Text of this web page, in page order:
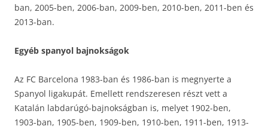
ban, 2005-ben, 2006-ban, 2009-ben, 2010-ben, 2011-ben és
2013-ban.
Egyéb spanyol bajnokságok
Az FC Barcelona 1983-ban és 1986-ban is megnyerte a
Spanyol ligakupát. Emellett rendszeresen részt vett a
Katalán labdarúgó-bajnokságban is, melyet 1902-ben,
1903-ban, 1905-ben, 1909-ben, 1910-ben, 1911-ben, 1913-